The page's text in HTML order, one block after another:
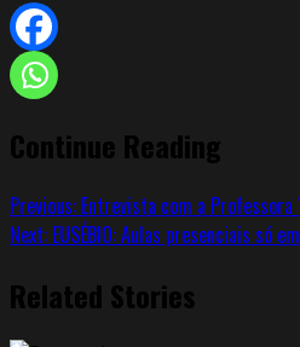
Continue Reading
Previous: Entrevista com a
Next: EUSÉBIO: Aulas presenciais só
Related Stories